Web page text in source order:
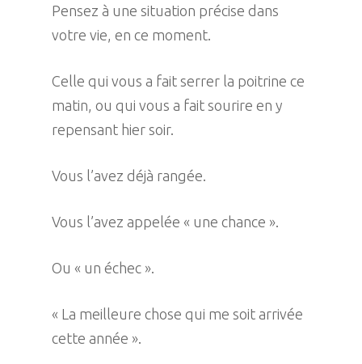
Pensez à une situation précise dans
votre vie, en ce moment.
Celle qui vous a fait serrer la poitrine ce
matin, ou qui vous a fait sourire en y
repensant hier soir.
Vous l’avez déjà rangée.
Vous l’avez appelée « une chance ».
Ou « un échec ».
« La meilleure chose qui me soit arrivée
cette année ».